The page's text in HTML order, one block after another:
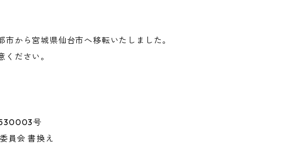
から宮城県仙台市へ移転いたしました。
ださい。
号
員会 書換え